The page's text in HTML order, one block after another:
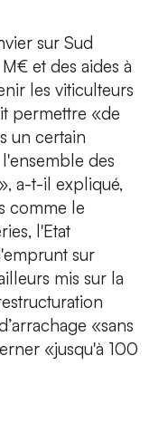
sur Sud
et des aides à
les viticulteurs
permettre «de
un certain
des
a-t-il expliqué,
comme le
l'Etat
sur
mis sur la
«sans
«jusqu'à 100